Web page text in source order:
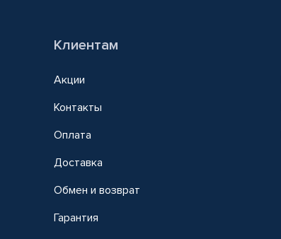
Клиентам
Акции
Контакты
Оплата
Доставка
Обмен и возврат
Гарантия